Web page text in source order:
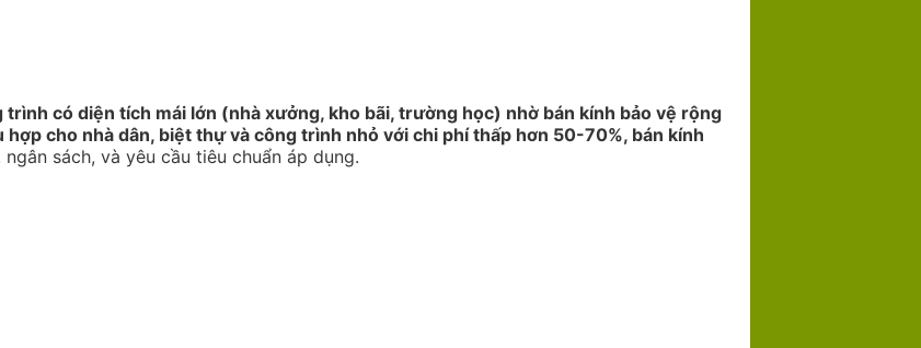
có diện tích mái lớn (nhà xưởng, kho bãi, trường học) nhờ bán kính bảo vệ rộng
cho nhà dân, biệt thự và công trình nhỏ với chi phí thấp hơn 50-70%, bán kính
sách, và yêu cầu tiêu chuẩn áp dụng.